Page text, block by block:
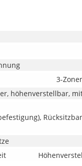
3-
höhenverstellbar,